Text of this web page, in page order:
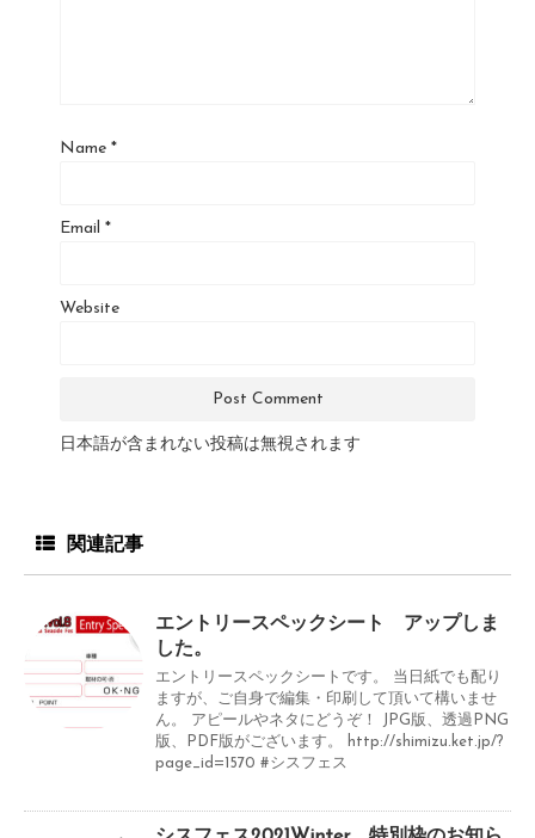
Name *
Email *
Website
日本語が含まれない投稿は無視されます
関連記事
エントリースペックシート アップしま
した。
エントリースペックシートです。 当日紙でも配り
ますが、ご自身で編集・印刷して頂いて構いませ
ん。 アピールやネタにどうぞ！ JPG版、透過PNG
版、PDF版がございます。 http://shimizu.ket.jp/?
page_id=1570 #シスフェス